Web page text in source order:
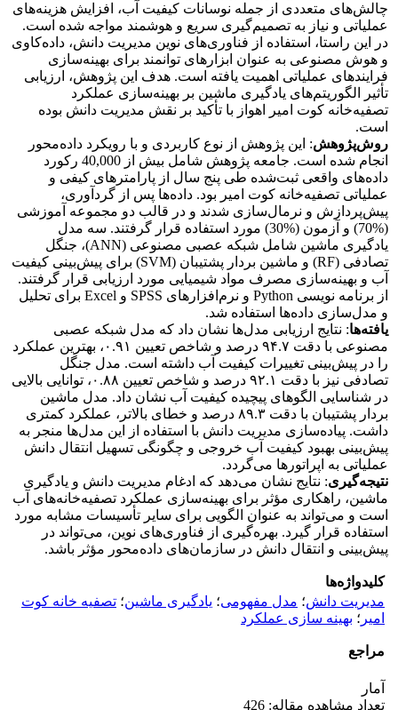
چالش‌های متعددی از جمله نوسانات کیفیت آب، افزایش هزینه‌های
عملیاتی و نیاز به تصمیم‌گیری سریع و هوشمند مواجه شده است.
در این راستا، استفاده از فناوری‌های نوین مدیریت دانش، داده‌کاوی
و هوش مصنوعی به عنوان ابزارهای توانمند برای بهینه‌سازی
فرایندهای عملیاتی اهمیت یافته است. هدف این پژوهش، ارزیابی
تأثیر الگوریتم‌های یادگیری ماشین بر بهینه‌سازی عملکرد
تصفیه‌خانه کوت امیر اهواز با تأکید بر نقش مدیریت دانش بوده
است.
روش‌پژوهش: این پژوهش از نوع کاربردی و با رویکرد داده‌محور
انجام شده است. جامعه پژوهش شامل بیش از 40,000 رکورد
داده‌های واقعی ثبت‌شده طی پنج سال از پارامترهای کیفی و
عملیاتی تصفیه‌خانه کوت امیر بود. داده‌ها پس از گردآوری،
پیش‌پردازش و نرمال‌سازی شدند و در قالب دو مجموعه آموزشی
(%70) و آزمون (%30) مورد استفاده قرار گرفتند. سه مدل
یادگیری ماشین شامل شبکه عصبی مصنوعی (ANN)، جنگل
تصادفی (RF) و ماشین بردار پشتیبان (SVM) برای پیش‌بینی کیفیت
آب و بهینه‌سازی مصرف مواد شیمیایی مورد ارزیابی قرار گرفتند.
از برنامه نویسی Python و نرم‌افزارهای SPSS و Excel برای تحلیل
و مدل‌سازی داده‌ها استفاده شد.
یافته‌ها: نتایج ارزیابی مدل‌ها نشان داد که مدل شبکه عصبی
مصنوعی با دقت ۹۴.۷ درصد و شاخص تعیین ۰.۹۱، بهترین عملکرد
را در پیش‌بینی تغییرات کیفیت آب داشته است. مدل جنگل
تصادفی نیز با دقت ۹۲.۱ درصد و شاخص تعیین ۰.۸۸، توانایی بالایی
در شناسایی الگوهای پیچیده کیفیت آب نشان داد. مدل ماشین
بردار پشتیبان با دقت ۸۹.۳ درصد و خطای بالاتر، عملکرد کمتری
داشت. پیاده‌سازی مدیریت دانش با استفاده از این مدل‌ها منجر به
پیش‌بینی بهبود کیفیت آب خروجی و چگونگی تسهیل انتقال دانش
عملیاتی به اپراتورها می‌گردد.
نتیجه‌گیری: نتایج نشان می‌دهد که ادغام مدیریت دانش و یادگیری
ماشین، راهکاری مؤثر برای بهینه‌سازی عملکرد تصفیه‌خانه‌های آب
است و می‌تواند به عنوان الگویی برای سایر تأسیسات مشابه مورد
استفاده قرار گیرد. بهره‌گیری از فناوری‌های نوین، می‌تواند در
پیش‌بینی و انتقال دانش در سازمان‌های داده‌محور مؤثر باشد.
کلیدواژه‌ها
مدیریت دانش؛ مدل مفهومی؛ یادگیری ماشین؛ تصفیه ‌خانه کوت
امیر ؛ بهینه ‌سازی عملکرد
مراجع
آمار
تعداد مشاهده مقاله: 426